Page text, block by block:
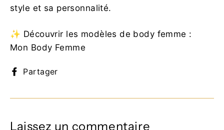
style et sa personnalité.
✨ Découvrir les modèles de body femme :
Mon Body Femme
Partager
Laissez un commentaire